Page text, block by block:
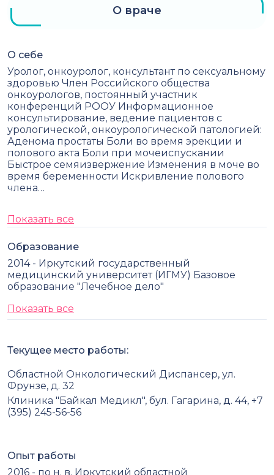
О враче
О себе
Уролог, онкоуролог, консультант по сексуальному
здоровью Член Российского общества
онкоурологов, постоянный участник
конференций РООУ Информационное
консультирование, ведение пациентов с
урологической, онкоурологической патологией:
Аденома простаты Боли во время эрекции и
полового акта Боли при мочеиспускании
Быстрое семяизвержение Изменения в моче во
время беременности Искривление полового
члена…
Показать все
Образование
2014 - Иркутский государственный
медицинский университет (ИГМУ) Базовое
образование "Лечебное дело"
Показать все
Текущее место работы:
Областной Онкологический Диспансер, ул.
Фрунзе, д. 32
Клиника "Байкал Медикл", бул. Гагарина, д. 44, +7
(395) 245-56-56
Опыт работы
2016 - по н. в. Иркутский областной